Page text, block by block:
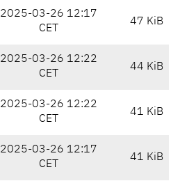
2025-03-26 12:17
CET
47 KiB
2025-03-26 12:22
CET
44 KiB
2025-03-26 12:22
CET
41 KiB
2025-03-26 12:17
CET
41 KiB